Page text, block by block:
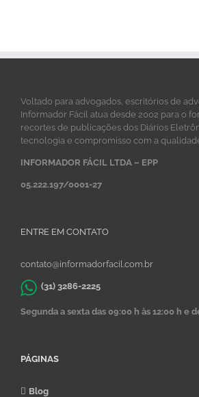
Voltado para advogados, escritórios de
Informador Fácil atua desde 2002 para o
recortes de publicações dos Diários
tecnologia e compromisso com a
INFORMADOR FÁCIL LTDA – EPP
05.222.197/0001-27
ENTRE EM CONTATO
contato@informadorfacil.com.br
(31) 3286-2225
Segunda a sexta das 09:00 h às 12:00 h e
PÁGINAS
Blog